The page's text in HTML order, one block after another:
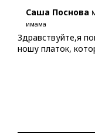
Саша Поснова
имама
Здравствуйте,я
ношу платок,